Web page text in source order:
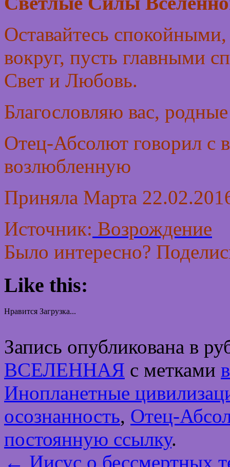
Оставайтесь
вокруг, пусть главными
Свет и Любовь.
Благословляю вас,
Отец-Абсолют говорил с
возлюбленную
Приняла Марта
Источник: Возрождение
Было интересно?
Like this:
Нравится Загрузка...
Запись опубликована в
ВСЕЛЕННАЯ с метками
Инопланетные
осознанность, Отец-
постоянную ссылку.
← Иисус о бессмертных